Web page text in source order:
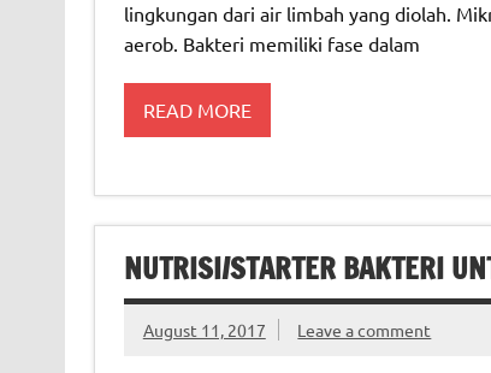
lingkungan dari air limbah yang diolah.
aerob. Bakteri memiliki fase dalam
READ MORE
NUTRISI/STARTER BAKTERI
August 11, 2017 Leave a comment